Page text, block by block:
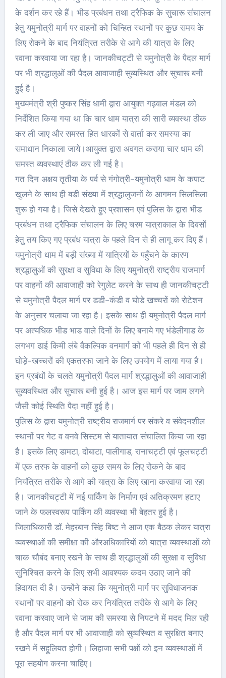
के दर्शन कर रहे हैं। भीड प्रबंधन तथा ट्रैफिक के सुचारू संचालन
हेतु यमुनोत्री मार्ग पर वाहनों को चिन्हित स्थानों पर कुछ समय के
लिए रोकने के बाद नियंत्रित तरीके से आगे की यात्रा के लिए
रवाना करवाया जा रहा है। जानकीचट्टी से यमुनोत्री के पैदल मार्ग
पर भी श्रद्धालुओं की पैदल आवाजाही सुव्यस्थित और सुचारू बनी
हुई है।
मुख्यमंत्री श्री पुष्कर सिंह धामी द्वारा आयुक्त गढ़वाल मंडल को
निर्देशित किया गया था कि चार धाम यात्रा की सारी व्यवस्था ठीक
कर ली जाए और समस्त हित धारकों से वार्ता कर समस्या का
समाधान निकाला जाये।आयुक्त द्वारा अवगत कराया चार धाम की
समस्त व्यवस्थाएं ठीक कर ली गई है।
गत दिन अक्षय तृतीया के पर्व से गंगोत्री-यमुनोत्री धाम के कपाट
खुलने के साथ ही बडी संख्या में श्रद्धालुजनों के आगमन सिलसिला
शुरू हो गया है। जिसे देखते हुए प्रशासन एवं पुलिस के द्वारा भीड
प्रबंधन तथा ट्रैफिक संचालन के लिए चरम यात्राकाल के दिवसों
हेतु तय किए गए प्रबंध यात्रा के पहले दिन से ही लागू कर दिए हैं।
यमुनोत्री धाम में बड़ी संख्या में यात्रियों के पहुँचने के कारण
श्रद्धालुओं की सुरक्षा व सुविधा के लिए यमुनोत्री राष्ट्रीय राजमार्ग
पर वाहनों की आवाजाही को रेगुलेट करने के साथ ही जानकीच‌ट्टी
से यमुनोत्री पैदल मार्ग पर डडी-कंडी व घोडे खच्चरों को रोटेशन
के अनुसार चलाया जा रहा है। इसके साथ ही यमुनोत्री पैदल मार्ग
पर अत्यधिक भीड भाड वाले दिनों के लिए बनाये गए भंडेलीगाड के
लगभग ढाई किमी लंबे वैकल्पिक वनमार्ग को भी पहले ही दिन से ही
घोड़े-खच्चरों की एकतरफा जाने के लिए उपयोग में लाया गया है।
इन प्रबंधों के चलते यमुनोत्री पैदल मार्ग श्रद्धालुओं की आवाजाही
सुव्यवस्थित और सुचारू बनी हुई है। आज इस मार्ग पर जाम लगने
जैसी कोई स्थिति पैदा नहीं हुई है।
पुलिस के द्वारा यमुनोत्री राष्ट्रीय राजमार्ग पर संकरे व संवेदनशील
स्थानों पर गेट व वनवे सिस्टम से यातायात संचालित किया जा रहा
है। इसके लिए डामटा, दोबाटा, पालीगाड, रानाचट्टी एवं फूलचट्टी
में एक तरफ के वाहनों को कुछ समय के लिए रोकने के बाद
नियंत्रित तरीके से आगे की यात्रा के लिए खाना करवाया जा रहा
है। जानकीचट्टी में नई पार्किंग के निर्माण एवं अतिक्रमण हटाए
जाने के फलस्वरूप पार्किंग की व्यवस्था भी बेहतर हुई है।
जिलाधिकारी डॉ. मेहरबान सिंह बिष्ट ने आज एक बैठक लेकर यात्रा
व्यवस्थाओं की समीक्षा की औरअधिकारियों को यात्रा व्यवस्थाओं को
चाक चौबंद बनाए रखने के साथ ही श्रद्धालुओं की सुरक्षा व सुविधा
सुनिश्चित करने के लिए सभी आवश्यक कदम उठाए जाने की
हिदायत दी है। उन्होंने कहा कि यमुनोत्री मार्ग पर सुविधाजनक
स्थानों पर वाहनों को रोक कर नियंत्रित तरीके से आगे के लिए
रवाना करवाए जाने से जाम की समस्या से निपटने में मदद मिल रही
है और पैदल मार्ग पर भी आवाजाही को सुव्यस्थित व सुरक्षित बनाए
रखने में सहूलियत होगी। लिहाजा सभी पक्षों को इन व्यवस्थाओं में
पूरा सहयोग करना चाहिए।